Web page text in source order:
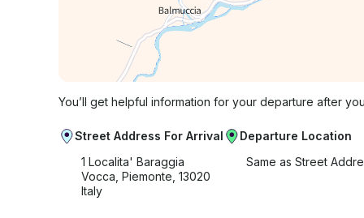
You’ll get helpful information for your departure after
Street Address For Arrival
1 Localita' Baraggia
Vocca, Piemonte, 13020
Italy
Departure Location
Same as Street